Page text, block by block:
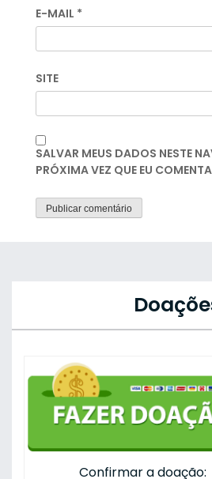
E-MAIL *
SITE
SALVAR MEUS DADOS NESTE
PRÓXIMA VEZ QUE EU
Confirmar a doação: